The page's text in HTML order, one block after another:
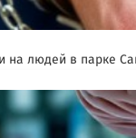
людей в парке